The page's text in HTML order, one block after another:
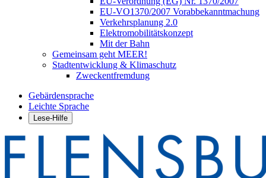
EU-VO1370/2007 Vorabbekanntmachung
Verkehrsplanung 2.0
Elektromobilitätskonzept
Mit der Bahn
Gemeinsam geht MEER!
Stadtentwicklung & Klimaschutz
Zweckentfremdung
Gebärdensprache
Leichte Sprache
Lese-Hilfe